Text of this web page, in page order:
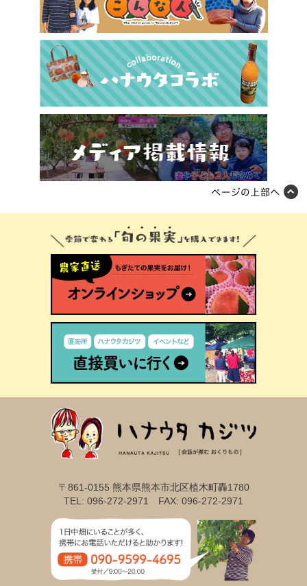
〒861-0155 熊本県熊本市北区植木町轟1780
TEL: 096-272-2971 FAX: 096-272-2971